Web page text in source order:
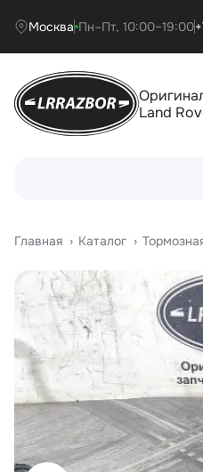
Москва Пн–Пт, 10:00–19:00
Land
Главная › Катало ›